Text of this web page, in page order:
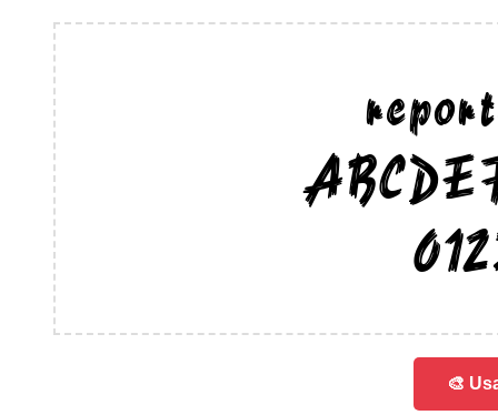
🎨